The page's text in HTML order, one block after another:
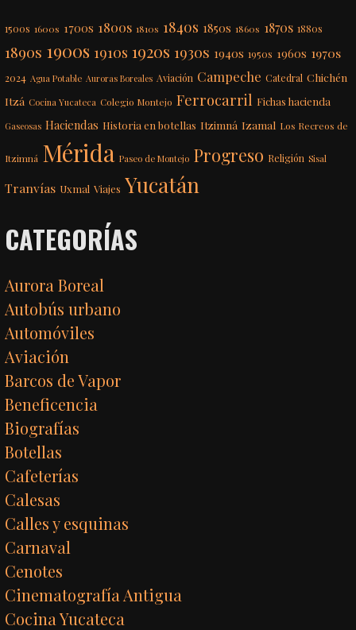
1500s 1600s 1700s 1800s 1810s 1840s 1850s 1860s 1870s 1880s
1890s 1900s 1910s 1920s 1930s 1940s 1950s 1960s 1970s
2024 Agua Potable Auroras Boreales Aviación Campeche Catedral Chichén
Itzá Cocina Yucateca Colegio Montejo Ferrocarril Fichas hacienda
Gaseosas Haciendas Historia en botellas Itzimná Izamal Los Recreos de
Itzimná Mérida Paseo de Montejo Progreso Religión Sisal
Tranvías Uxmal Viajes Yucatán
CATEGORÍAS
Aurora Boreal
Autobús urbano
Automóviles
Aviación
Barcos de Vapor
Beneficencia
Biografías
Botellas
Cafeterías
Calesas
Calles y esquinas
Carnaval
Cenotes
Cinematografía Antigua
Cocina Yucateca